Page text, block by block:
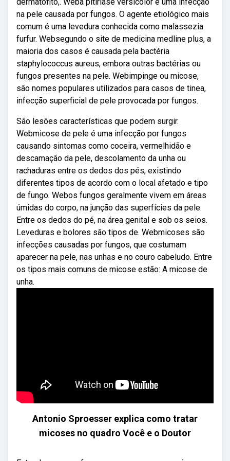
na pele causada por fungos. O agente etiológico mais
comum é uma levedura conhecida como malassezia
furfur. Websegundo o site de medicina medline plus, a
maioria dos casos é causada pela bactéria
staphylococcus aureus, embora outras bactérias ou
fungos presentes na pele. Webimpinge ou micose,
são nomes populares utilizados para casos de tinea,
infecção superficial de pele provocada por fungos.
São lesões características que podem surgir.
Webmicose de pele é uma infecção por fungos
causando sintomas como coceira, vermelhidão e
descamação da pele, descolamento da unha ou
rachaduras entre os dedos dos pés, existindo
diferentes tipos de acordo com o local afetado e tipo
de fungo. Webos fungos geralmente vivem em áreas
úmidas do corpo, na junção das superfícies da pele:
Entre os dedos do pé, na área genital e sob os seios.
Leveduras e bolores são tipos de. Webmicoses são
infecções causadas por fungos, que costumam
aparecer na pele, nas unhas e no couro cabeludo. Entre
os tipos mais comuns de micose estão: A micose de
unha.
Antonio Sproesser explica como tratar
micoses no quadro Você e o Doutor